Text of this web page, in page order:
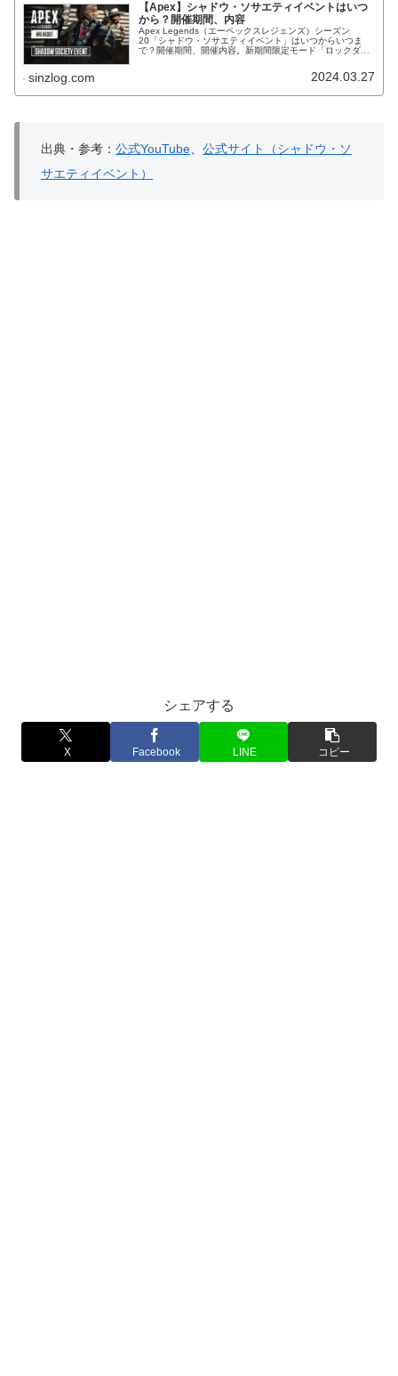
【Apex】シャドウ・ソサエティイベントはいつ
から？開催期間、内容
Apex Legends（エーペックスレジェンズ）シーズン
20「シャドウ・ソサエティイベント」はいつからいつま
で？開催期間、開催内容。新期間限定モード「ロックダウ
sinzlog.com 2024.03.27
出典・参考： 公式YouTube
公式サイト（シャドウ・ソ
サエティイベント）
シェアする
X Facebook LINE コピー